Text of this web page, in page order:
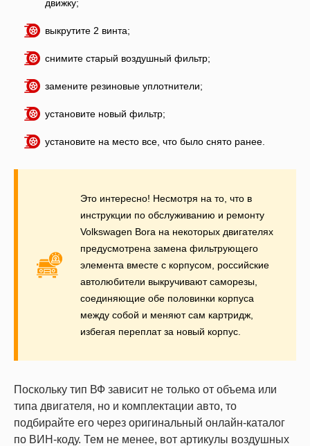
движку;
выкрутите 2 винта;
снимите старый воздушный фильтр;
замените резиновые уплотнители;
установите новый фильтр;
установите на место все, что было снято ранее.
Это интересно! Несмотря на то, что в
инструкции по обслуживанию и ремонту
Volkswagen Bora на некоторых двигателях
предусмотрена замена фильтрующего
элемента вместе с корпусом, российские
автолюбители выкручивают саморезы,
соединяющие обе половинки корпуса
между собой и меняют сам картридж,
избегая переплат за новый корпус.
Поскольку тип ВФ зависит не только от объема или
типа двигателя, но и комплектации авто, то
подбирайте его через оригинальный онлайн-каталог
по ВИН-коду. Тем не менее, вот артикулы воздушных